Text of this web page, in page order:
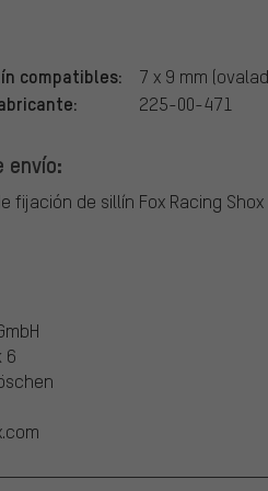
compatibles: 7 x 9 mm
225-00-471
envío:
fijación de sillín Fox Racing Shox
6